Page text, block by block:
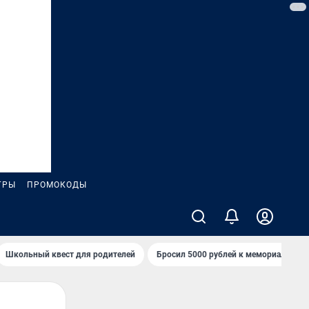
ПРОМОКОДЫ
Школьный квест для родителей Бросил 5000 рублей к мемориалу